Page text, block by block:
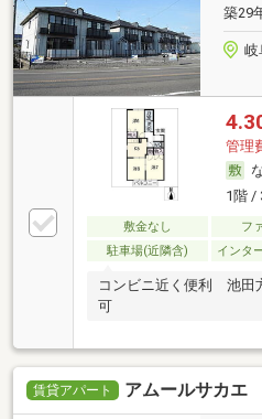
築29
岐
管理
1階 /
敷金なし フ
駐車場(近隣含)
インタ
コンビニ近く便利 池田
可
賃貸アパート アムールサカエ